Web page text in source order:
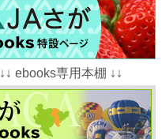
↓↓ ebooks専用本棚 ↓↓